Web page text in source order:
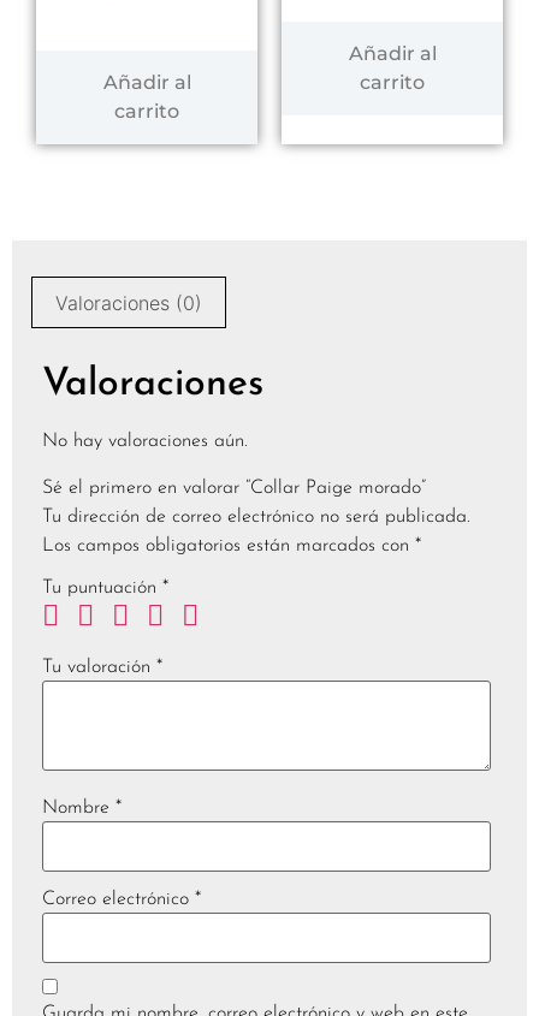
Añadir al
carrito
Añadir al
carrito
Valoraciones (0)
Valoraciones
No hay valoraciones aún.
Sé el primero en valorar “Collar Paige morado”
Tu dirección de correo electrónico no será publicada.
Los campos obligatorios están marcados con *
Tu puntuación *
Tu valoración *
Nombre *
Correo electrónico *